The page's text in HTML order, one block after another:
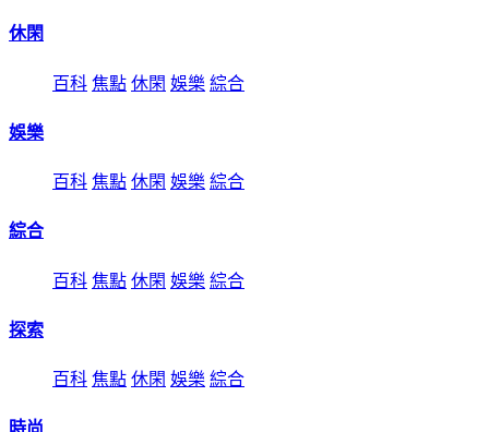
休閑
百科 焦點 休閑 娛樂 綜合
娛樂
百科 焦點 休閑 娛樂 綜合
綜合
百科 焦點 休閑 娛樂 綜合
探索
百科 焦點 休閑 娛樂 綜合